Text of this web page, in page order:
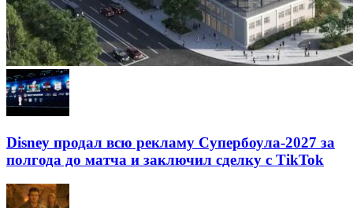
Disney продал всю рекламу Супербоула-2027 за
полгода до матча и заключил сделку с TikTok